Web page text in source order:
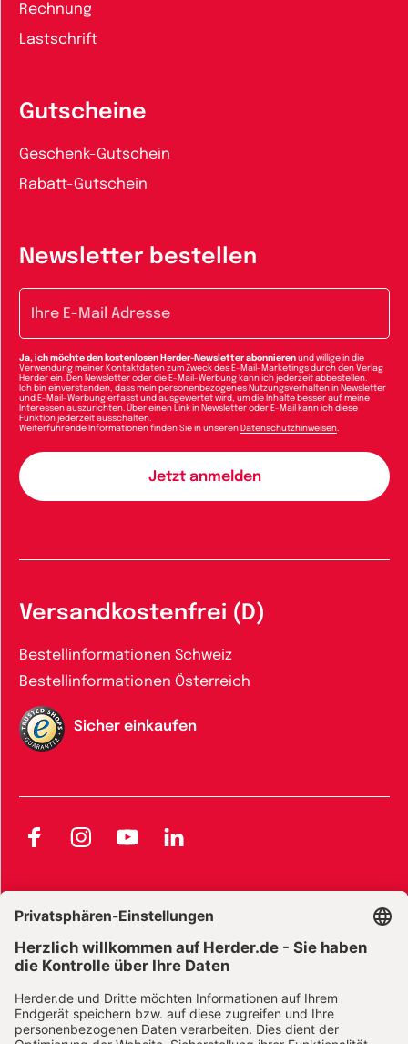
Rechnung
Lastschrift
Gutscheine
Geschenk-Gutschein
Rabatt-Gutschein
Newsletter bestellen
Ja, ich möchte den kostenlosen Herder-Newsletter abonnieren und willige in die
Verwendung meiner Kontaktdaten zum Zweck des E-Mail-Marketings durch den Verlag
Herder ein. Den Newsletter oder die E-Mail-Werbung kann ich jederzeit abbestellen.
Ich bin einverstanden, dass mein personenbezogenes Nutzungsverhalten in Newsletter
und E-Mail-Werbung erfasst und ausgewertet wird, um die Inhalte besser auf meine
Interessen auszurichten. Über einen Link in Newsletter oder E-Mail kann ich diese
Funktion jederzeit ausschalten.
Weiterführende Informationen finden Sie in unseren Datenschutzhinweisen.
Versandkostenfrei (D)
Bestellinformationen Schweiz
Bestellinformationen Österreich
Sicher einkaufen
FacebookInstagramYouTubeLinkedIn
Widerrufsbelehrung E-Books
Widerrufsbelehrung Zeitschriften Datenschutz
Datenschutz Social Media Barrierefreiheit